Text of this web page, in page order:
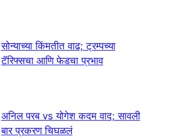
सोन्याच्या किंमतीत वाढ; ट्रम्पच्या
टॅरिफ्सचा आणि फेडचा प्रभाव
अनिल परब vs योगेश कदम वाद; सावली
बार प्रकरण चिघळलं